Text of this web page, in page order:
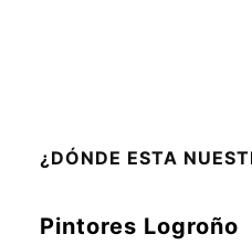
¿DÓNDE ESTA
Pintores Logroño